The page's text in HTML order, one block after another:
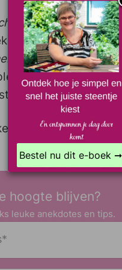
geneeskracht
klachtende
dragen. Agaat
tegen
hart / zonnevlecht
hoogte blijven?
leuke anekdotes en tips.
Bestel nu dit e-boek ➞